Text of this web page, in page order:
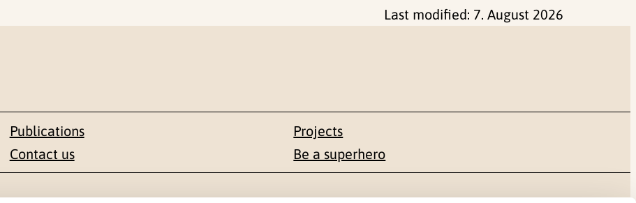
Last modified: 7. August 2026
Publications
Contact us
Projects
Be a superhero